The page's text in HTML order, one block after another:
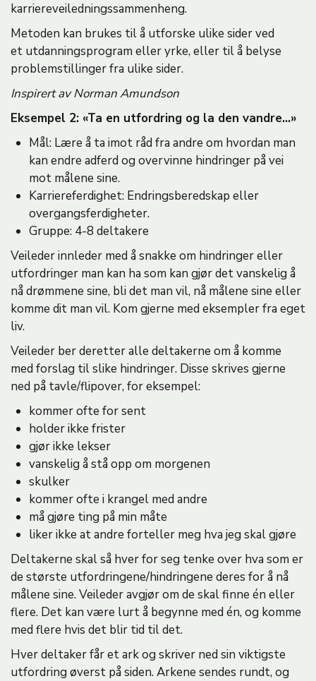
karriereveiledningssammenheng.
Metoden kan brukes til å utforske ulike sider ved
et utdanningsprogram eller yrke, eller til å belyse
problemstillinger fra ulike sider.
Inspirert av Norman Amundson
Eksempel 2: «Ta en utfordring og la den vandre…»
Mål: Lære å ta imot råd fra andre om hvordan man
kan endre adferd og overvinne hindringer på vei
mot målene sine.
Karriereferdighet: Endringsberedskap eller
overgangsferdigheter.
Gruppe: 4-8 deltakere
Veileder innleder med å snakke om hindringer eller
utfordringer man kan ha som kan gjør det vanskelig å
nå drømmene sine, bli det man vil, nå målene sine eller
komme dit man vil. Kom gjerne med eksempler fra eget
liv.
Veileder ber deretter alle deltakerne om å komme
med forslag til slike hindringer. Disse skrives gjerne
ned på tavle/flipover, for eksempel:
kommer ofte for sent
holder ikke frister
gjør ikke lekser
vanskelig å stå opp om morgenen
skulker
kommer ofte i krangel med andre
må gjøre ting på min måte
liker ikke at andre forteller meg hva jeg skal gjøre
Deltakerne skal så hver for seg tenke over hva som er
de største utfordringene/hindringene deres for å nå
målene sine. Veileder avgjør om de skal finne én eller
flere. Det kan være lurt å begynne med én, og komme
med flere hvis det blir tid til det.
Hver deltaker får et ark og skriver ned sin viktigste
utfordring øverst på siden. Arkene sendes rundt, og